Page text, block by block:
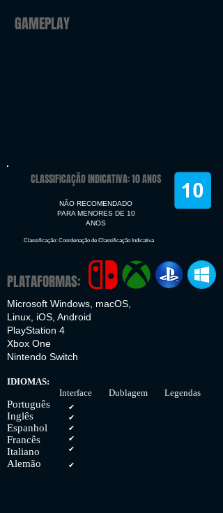
GAMEPLAY
CLASSIFICAÇÃO INDICATIVA: 10 ANOS
NÃO RECOMENDADO
PARA MENORES DE 10
ANOS
Classificação: Coordenação de Classificação Indicativa
PLATAFORMAS:
Microsoft Windows, macOS,
Linux, iOS, Android
PlayStation 4
Xbox One
Nintendo Switch
IDIOMAS:
Interface Dublagem Legendas
Português
Inglês
Espanhol
Francês
Italiano
Alemão
✔
✔
✔
✔
✔
✔